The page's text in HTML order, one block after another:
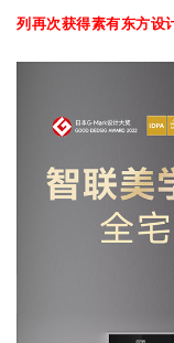
列再次获得素有东方设